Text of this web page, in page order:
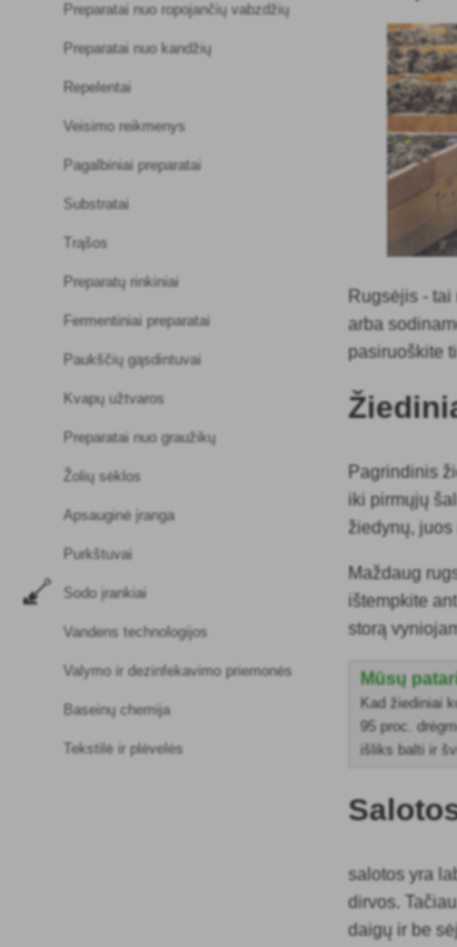
Preparatai nuo ropojančių vabzdžių
Preparatai nuo kandžių
Repelentai
Veisimo reikmenys
Pagalbiniai preparatai
Substratai
Trąšos
Preparatų rinkiniai
Fermentiniai preparatai
Paukščių gąsdintuvai
Kvapų užtvaros
Preparatai nuo graužikų
Žolių sėklos
Apsauginė įranga
Purkštuvai
Sodo įrankiai
Vandens technologijos
Valymo ir dezinfekavimo priemonės
Baseinų chemija
Tekstilė ir plėvelės
Rugsėjis -
arba
pasiruoškite
Pagrindinis
iki pirmųjų
žiedynų,
Maždaug
ištempkite
storą
Mūsų
Kad žiediniai
95 proc.
išliks balti ir
salotos yra
dirvos.
daigų ir be